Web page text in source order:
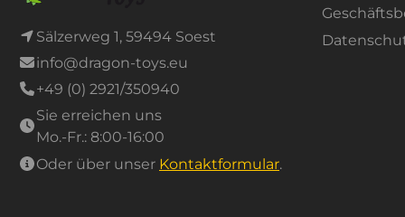
Sälzerweg 1, 59494 Soest
info@dragon-toys.eu
+49 (0) 2921/350940
Sie erreichen uns
Mo.-Fr.: 8:00-16:00
Oder über unser Kontaktformular.